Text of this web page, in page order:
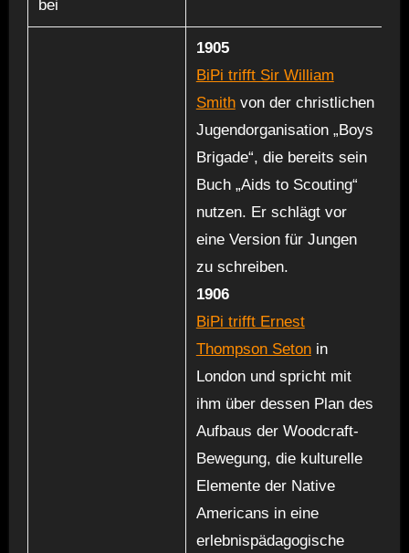
bei
1905
BiPi trifft Sir William
Smithvon der christlichen
Jugendorganisation „Boys
Brigade“, die bereits sein
Buch „Aids to Scouting“
nutzen. Er schlägt vor
eine Version für Jungen
zu schreiben.
1906
BiPi trifft Ernest
Thompson Setonin
London und spricht mit
ihm über dessen Plan des
Aufbaus der Woodcraft-
Bewegung, die kulturelle
Elemente der Native
Americans in eine
erlebnispädagogische